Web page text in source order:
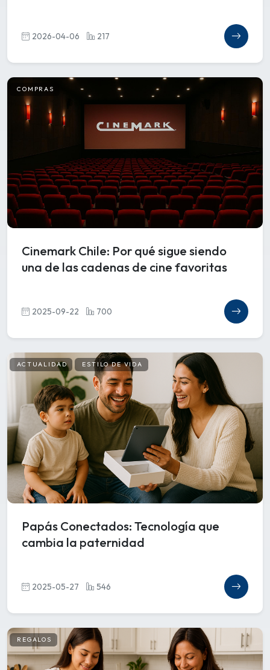
2026-04-06 217
COMPRAS
Cinemark Chile: Por qué sigue siendo
una de las cadenas de cine favoritas
2025-09-22 700
ACTUALIDAD ESTILO DE VIDA
Papás Conectados: Tecnología que
cambia la paternidad
2025-05-27 546
REGALOS